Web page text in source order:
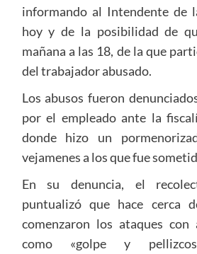
informando al Intendente de
hoy y de la posibilidad de
mañana a las 18, de la que
del trabajador abusado.
Los abusos fueron
por el empleado ante la
donde hizo un
vejamenes a los que fue
En su denuncia, el
puntualizó que hace cerca
comenzaron los ataques con
como «golpe y